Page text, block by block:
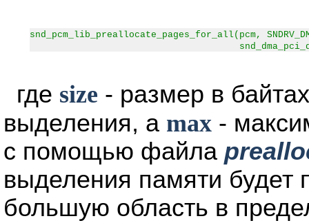
snd_pcm_lib_preallocate_pages_for_all(pcm,
snd_dma_pci_data(pci),
где size - размер в
выделения, а max -
с помощью файла
выделения памяти будет
большую область в